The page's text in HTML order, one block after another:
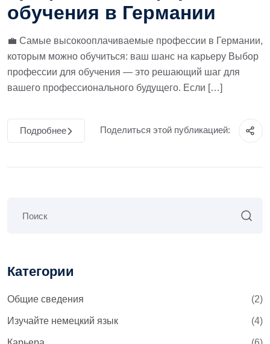
обучения в Германии
💼 Самые высокооплачиваемые профессии в Германии,
которым можно обучиться: ваш шанс на карьеру Выбор
профессии для обучения — это решающий шаг для
вашего профессионального будущего. Если […]
Подробнее Поделиться этой публикацией:
Категории
Общие сведения (2)
Изучайте немецкий язык (4)